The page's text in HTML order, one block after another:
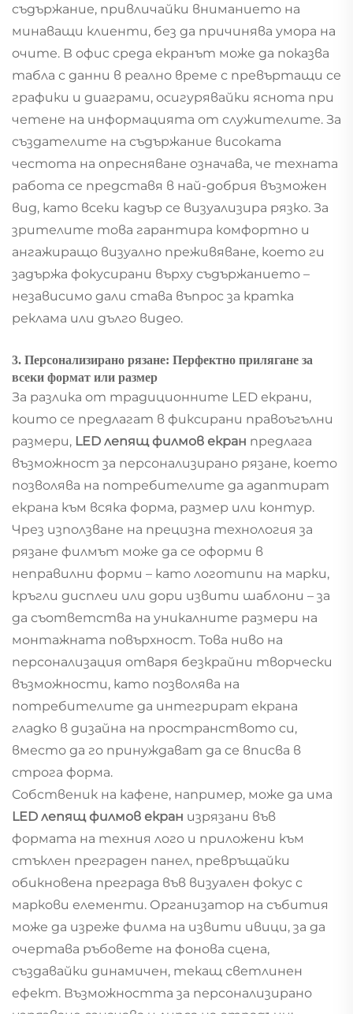
съдържание, привличайки вниманието на
минаващи клиенти, без да причинява умора на
очите. В офис среда екранът може да показва
табла с данни в реално време с превъртащи се
графики и диаграми, осигурявайки яснота при
четене на информацията от служителите. За
създателите на съдържание високата
честота на опресняване означава, че техната
работа се представя в най-добрия възможен
вид, като всеки кадър се визуализира рязко. За
зрителите това гарантира комфортно и
ангажиращо визуално преживяване, което ги
задържа фокусирани върху съдържанието –
независимо дали става въпрос за кратка
реклама или дълго видео.
3. Персонализирано рязане: Перфектно прилягане за
всеки формат или размер
За разлика от традиционните LED екрани,
които се предлагат в фиксирани правоъгълни
размери, LED лепящ филмов екран предлага
възможност за персонализирано рязане, което
позволява на потребителите да адаптират
екрана към всяка форма, размер или контур.
Чрез използване на прецизна технология за
рязане филмът може да се оформи в
неправилни форми – като логотипи на марки,
кръгли дисплеи или дори извити шаблони – за
да съответства на уникалните размери на
монтажната повърхност. Това ниво на
персонализация отваря безкрайни творчески
възможности, като позволява на
потребителите да интегрират екрана
гладко в дизайна на пространството си,
вместо да го принуждават да се вписва в
строга форма.
Собственик на кафене, например, може да има
LED лепящ филмов екран изрязани във
формата на техния лого и приложени към
стъклен преграден панел, превръщайки
обикновена преграда във визуален фокус с
маркови елементи. Организатор на събития
може да изреже филма на извити ивици, за да
очертава ръбовете на фонова сцена,
създавайки динамичен, текащ светлинен
ефект. Възможността за персонализирано